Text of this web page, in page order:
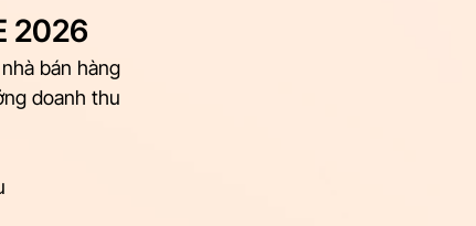
2026
bán hàng
doanh thu